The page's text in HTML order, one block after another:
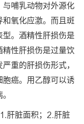
哺乳动物对外源化
氧化应激。而且斑
。酒精性肝损伤是
性肝损伤是过量饮
重的肝损伤形式，
癌。用乙醇可以诱
肝脏面积；2.肝脏